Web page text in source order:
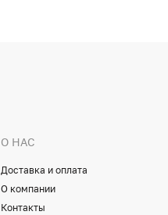
О НАС
Доставка и оплата
О компании
Контакты